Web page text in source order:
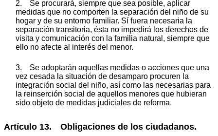
2. Se procurará, siempre que sea posible, aplicar
medidas que no comporten la separación del niño de su
hogar y de su entorno familiar. Sí fuera necesaria la
separación transitoria, ésta no impedirá los derechos de
visita y comunicación con la familia natural, siempre que
ello no afecte al interés del menor.
3. Se adoptarán aquellas medidas o acciones que una
vez cesada la situación de desamparo procuren la
integración social del niño, así como las necesarias para
la reinserción social de aquellos menores que hubieran
sido objeto de medidas judiciales de reforma.
Artículo 13. Obligaciones de los ciudadanos.